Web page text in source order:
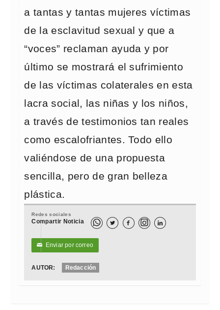
a tantas y tantas mujeres víctimas
de la esclavitud sexual y que a
“voces” reclaman ayuda y por
último se mostrará el sufrimiento
de las víctimas colaterales en esta
lacra social, las niñas y los niños,
a través de testimonios tan reales
como escalofriantes. Todo ello
valiéndose de una propuesta
sencilla, pero de gran belleza
plástica.
Redes sociales
Compartir Noticia   
✉ Enviar por correo
AUTOR: Redacción